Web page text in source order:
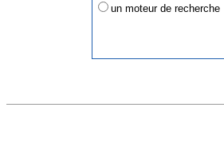
un moteur de recherche